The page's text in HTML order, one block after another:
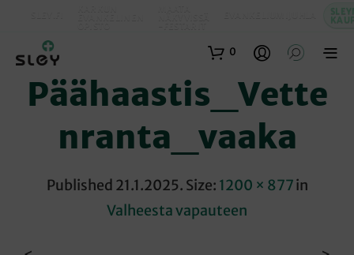
0
Päähaastis_Vette
Nranta_vaaka
Published 21.1.2025. Size: 1200 × 877in
Valheesta vapauteen